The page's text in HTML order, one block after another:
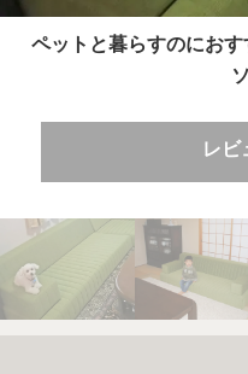
ペットと暮らすのにお
レビ